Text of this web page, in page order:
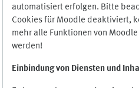
automatisiert erfolgen. Bitte
Cookies für Moodle deaktiviert,
mehr alle Funktionen von
werden!
Einbindung von Diensten und